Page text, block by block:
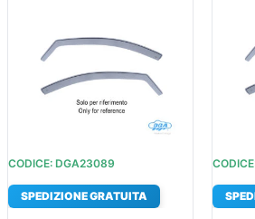
CODICE: DGA23089
SPEDIZIONE GRATUITA
€73,81.€53,39.